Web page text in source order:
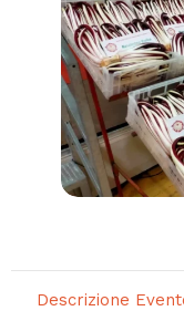
Descrizione